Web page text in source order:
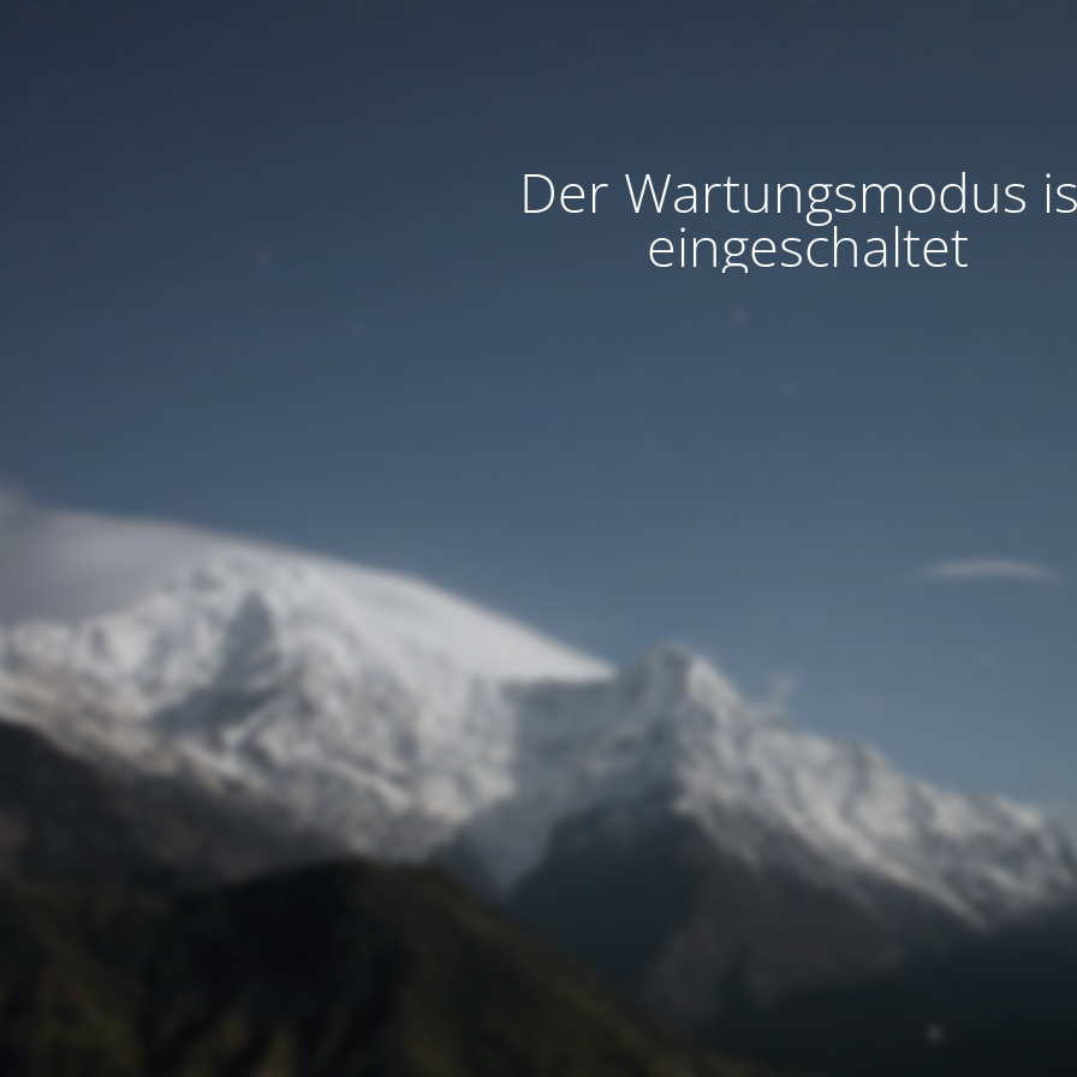
Der Wartungsmodus
eingeschaltet